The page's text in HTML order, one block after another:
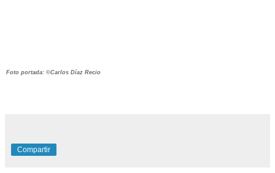
Foto portada: ©Carlos Díaz Recio
Compartir